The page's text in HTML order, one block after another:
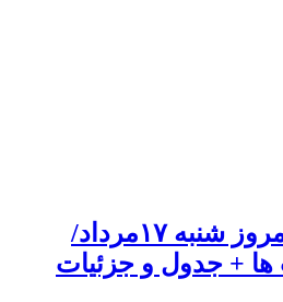
قیمت طلا و سکه امروز شنبه ۱۷مرداد/
+ جدول و جزئیات